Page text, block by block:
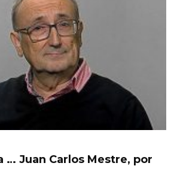
… Juan Carlos Mestre, por